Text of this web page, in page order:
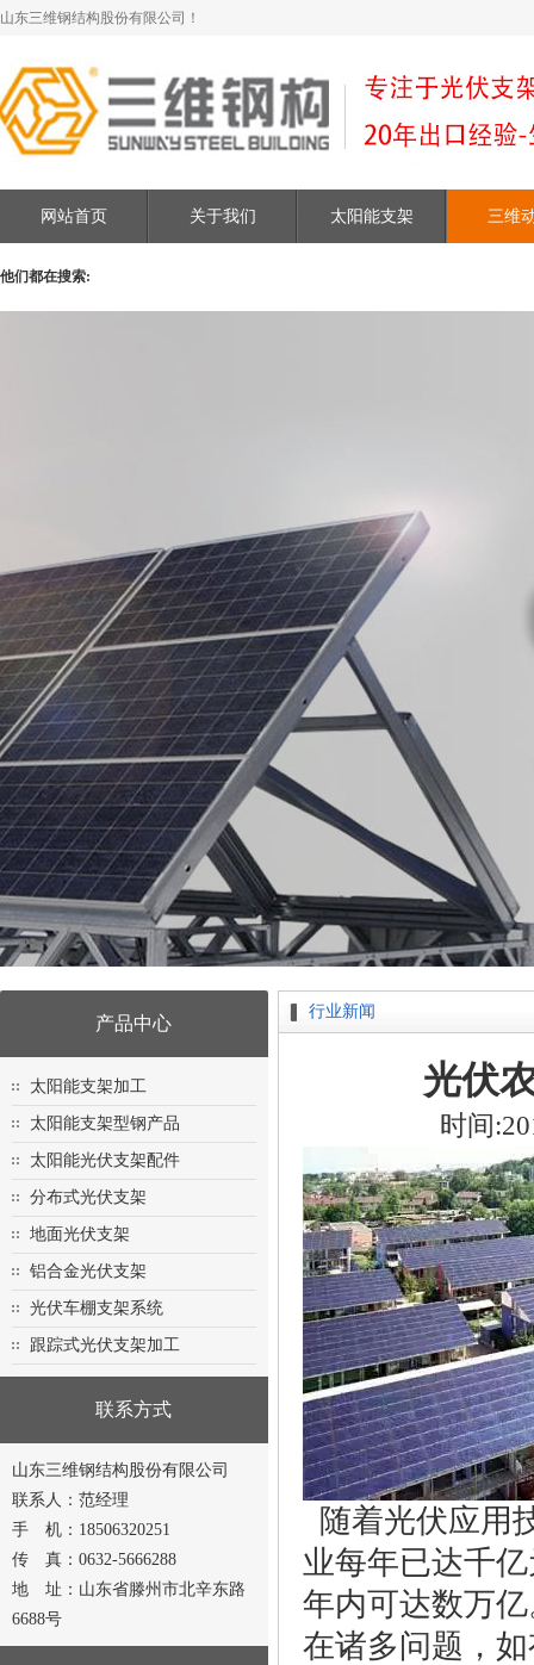
山东三维钢结构股份有限公司！
网站首页 关于我们 太阳能支架 三维
他们都在搜索:
产品中心
太阳能支架加工
太阳能支架型钢产品
太阳能光伏支架配件
分布式光伏支架
地面光伏支架
铝合金光伏支架
光伏车棚支架系统
跟踪式光伏支架加工
联系方式
山东三维钢结构股份有限公司
联系人：范经理
手 机：18506320251
传 真：0632-5666288
地 址：山东省滕州市北辛东路
6688号
行业新闻
光伏
时间
随着光伏应用
业每年已达千
年内可达数万
在诸多问题，